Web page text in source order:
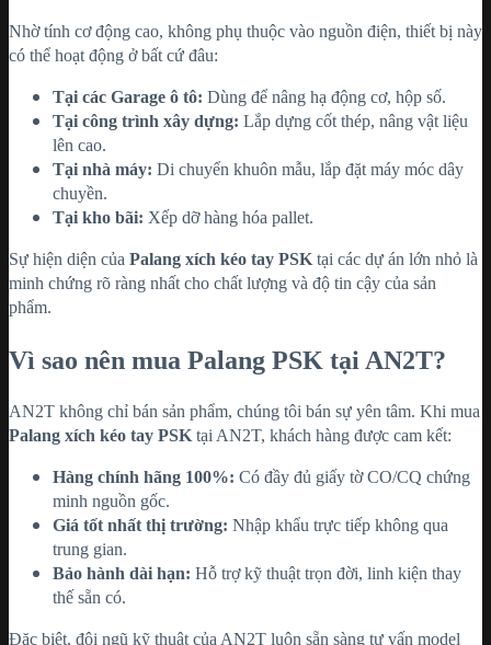
Nhờ tính cơ động cao, không phụ thuộc vào nguồn điện, thiết bị này
có thể hoạt động ở bất cứ đâu:
Tại các Garage ô tô: Dùng để nâng hạ động cơ, hộp số.
Tại công trình xây dựng: Lắp dựng cốt thép, nâng vật liệu
lên cao.
Tại nhà máy: Di chuyển khuôn mẫu, lắp đặt máy móc dây
chuyền.
Tại kho bãi: Xếp dỡ hàng hóa pallet.
Sự hiện diện của Palang xích kéo tay PSK tại các dự án lớn nhỏ là
minh chứng rõ ràng nhất cho chất lượng và độ tin cậy của sản
phẩm.
Vì sao nên mua Palang PSK tại AN2T?
AN2T không chỉ bán sản phẩm, chúng tôi bán sự yên tâm. Khi mua
Palang xích kéo tay PSK tại AN2T, khách hàng được cam kết:
Hàng chính hãng 100%: Có đầy đủ giấy tờ CO/CQ chứng
minh nguồn gốc.
Giá tốt nhất thị trường: Nhập khẩu trực tiếp không qua
trung gian.
Bảo hành dài hạn: Hỗ trợ kỹ thuật trọn đời, linh kiện thay
thế sẵn có.
Đặc biệt, đội ngũ kỹ thuật của AN2T luôn sẵn sàng tư vấn model